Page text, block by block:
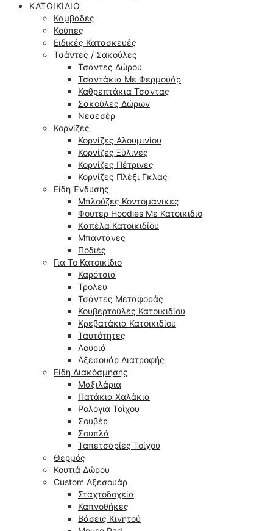
ΚΑΤΟΙΚΊΔΙΟ
Καμβάδες
Κούπες
Ειδικές Κατασκευές
Τσάντες / Σακούλες
Τσάντες Δώρου
Τσαντάκια Με Φερμουάρ
Καθρεπτάκια Τσάντας
Σακούλες Δώρων
Νεσεσέρ
Κορνίζες
Κορνίζες Αλουμινίου
Κορνίζες Ξύλινες
Κορνίζες Πέτρινες
Κορνίζες Πλέξι Γκλας
Είδη Ένδυσης
Μπλούζες Κοντομάνικες
Φουτερ Hoodies Με Κατοικιδιο
Kαπέλα Κατοικιδίου
Μπαντάνες
Ποδιές
Για Το Κατοικίδιο
Καρότσια
Τρολευ
Τσάντες Μεταφοράς
Κουβερτούλες Κατοικιδίου
Κρεβατάκια Κατοικιδίου
Ταυτότητες
Λουριά
Αξεσουάρ Διατροφής
Είδη Διακόσμησης
Μαξιλάρια
Πατάκια Χαλάκια
Ρολόγια Τοίχου
Σουβέρ
Σουπλά
Ταπετσαρίες Τοίχου
Θερμός
Κουτιά Δώρου
Custom Αξεσουάρ
Σταχτοδοχεία
Καπνοθήκες
Βάσεις Κινητού